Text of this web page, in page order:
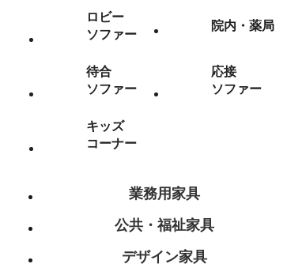
ロビー
ソファー
院内・薬局
待合
ソファー
応接
ソファー
キッズ
コーナー
業務用家具
公共・福祉家具
デザイン家具